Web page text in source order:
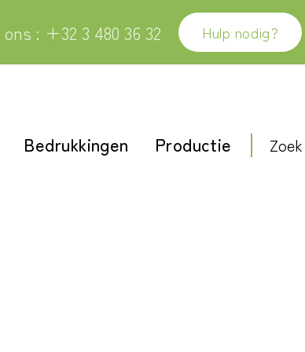
ons : +32 3 480 36 32 Hulp nodig?
Bedrukkingen Productie